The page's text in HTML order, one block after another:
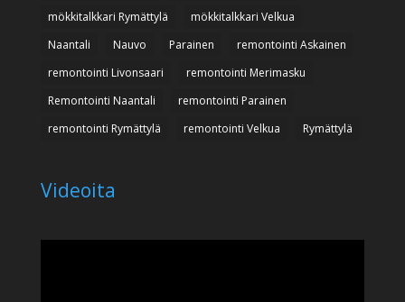
mökkitalkkari Rymättylä
mökkitalkkari Velkua
Naantali
Nauvo Parainen
remontointi Askainen
remontointi Livonsaari
remontointi Merimasku
Remontointi Naantali
remontointi Parainen
remontointi Rymättylä
remontointi Velkua Rymättylä
Videoita